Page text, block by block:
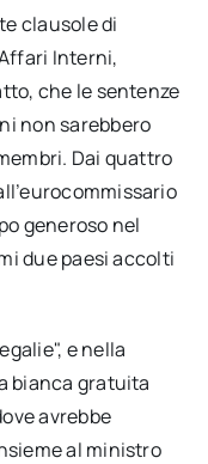
clausole di
Interni,
che le sentenze
non sarebbero
Dai quattro
generoso nel
due paesi accolti
e nella
bianca gratuita
avrebbe
al ministro